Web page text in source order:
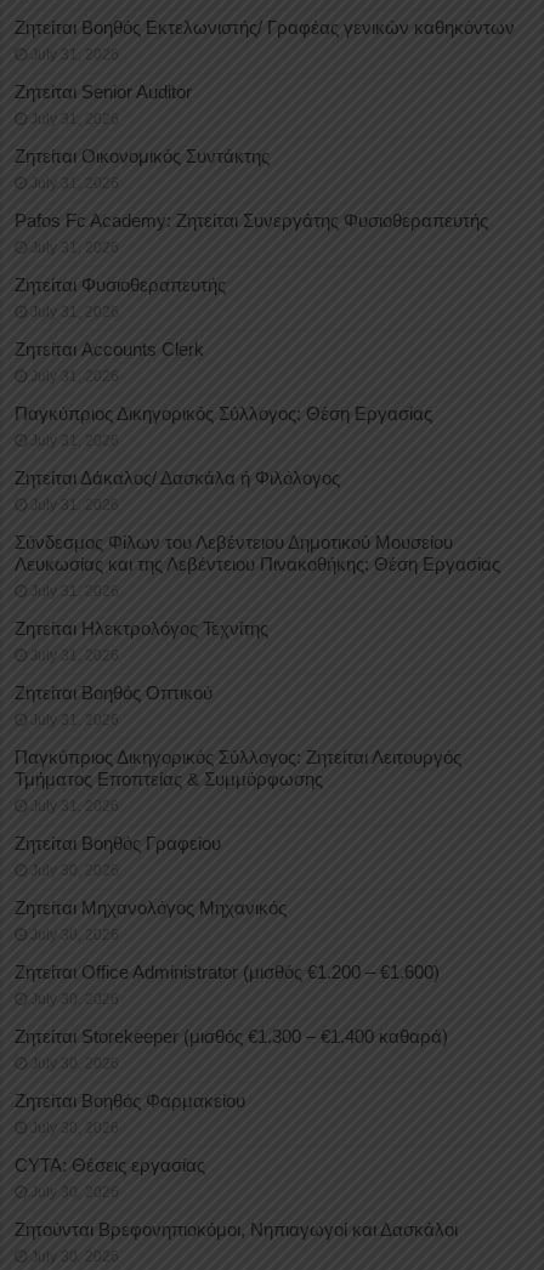
Ζητείται Βοηθός Εκτελωνιστής/ Γραφέας γενικών καθηκόντων
July 31, 2026
Ζητείται Senior Auditor
July 31, 2026
Ζητείται Οικονομικός Συντάκτης
July 31, 2026
Pafos Fc Academy: Ζητείται Συνεργάτης Φυσιοθεραπευτής
July 31, 2026
Ζητείται Φυσιοθεραπευτής
July 31, 2026
Ζητείται Accounts Clerk
July 31, 2026
Παγκύπριος Δικηγορικός Σύλλογος: Θέση Εργασίας
July 31, 2026
Ζητείται Δάκαλος/ Δασκάλα ή Φιλόλογος
July 31, 2026
Σύνδεσμος Φίλων του Λεβέντειου Δημοτικού Μουσείου
Λευκωσίας και της Λεβέντειου Πινακοθήκης: Θέση Εργασίας
July 31, 2026
Ζητείται Ηλεκτρολόγος Τεχνίτης
July 31, 2026
Ζητείται Βοηθός Οπτικού
July 31, 2026
Παγκύπριος Δικηγορικός Σύλλογος: Ζητείται Λειτουργός
Τμήματος Εποπτείας & Συμμόρφωσης
July 31, 2026
Ζητείται Βοηθός Γραφείου
July 30, 2026
Ζητείται Μηχανολόγος Μηχανικός
July 30, 2026
Ζητείται Office Administrator (μισθός €1.200 – €1.600)
July 30, 2026
Ζητείται Storekeeper (μισθός €1.300 – €1.400 καθαρά)
July 30, 2026
Ζητείται Βοηθός Φαρμακείου
July 30, 2026
CYTA: Θέσεις εργασίας
July 30, 2026
Ζητούνται Βρεφονηπιοκόμοι, Νηπιαγωγοί και Δασκάλοι
July 30, 2026